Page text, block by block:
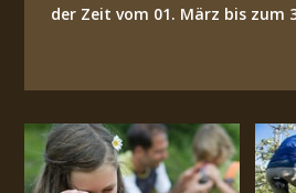
der Zeit vom 01. März bis zum